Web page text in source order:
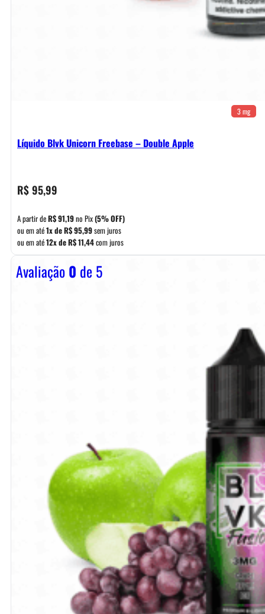
3 mg
Líquido Blvk Unicorn Freebase – Double Apple
R$95,99
A partir deR$91,19no Pix(5% OFF)
ou em até1x deR$95,99sem juros
ou em até12x deR$11,44com juros
Avaliação0 de 5